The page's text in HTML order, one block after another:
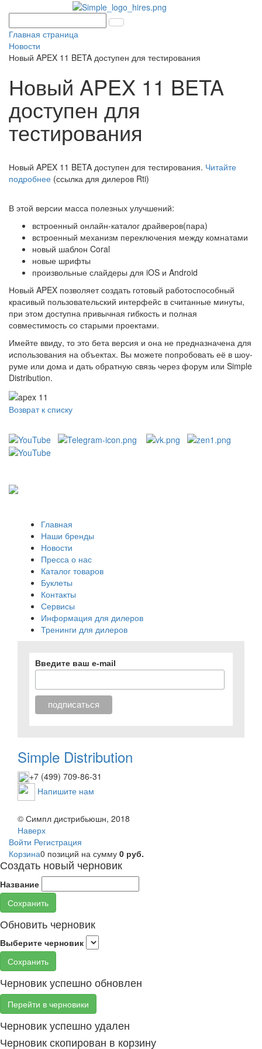
Главная страница
Новости
Новый APEX 11 BETA доступен для тестирования
Новый APEX 11 BETA
доступен для
тестирования
Новый APEX 11 BETA доступен для тестирования. Читайте
подробнее (ссылка для дилеров Rti)
В этой версии масса полезных улучшений:
встроенный онлайн-каталог драйверов(пара)
встроенный механизм переключения между комнатами
новый шаблон Coral
новые шрифты
произвольные слайдеры для iOS и Android
Новый APEX позволяет создать готовый работоспособный
красивый пользовательский интерфейс в считанные минуты,
при этом доступна привычная гибкость и полная
совместимость со старыми проектами.
Имейте ввиду, то это бета версия и она не предназначена для
использования на объектах. Вы можете попробовать её в шоу-
руме или дома и дать обратную связь через форум или Simple
Distribution.
Возврат к списку
Главная
Наши бренды
Новости
Пресса о нас
Каталог товаров
Буклеты
Контакты
Сервисы
Информация для дилеров
Тренинги для дилеров
Введите ваш e-mail
Simple Distribution
+7 (499) 709-86-31
Напишите нам
© Симпл дистрибьюшн, 2018
Наверх
Войти Регистрация
Корзина0 позиций на сумму 0 руб.
Создать новый черновик
Название
Сохранить
Обновить черновик
Выберите черновик
Сохранить
Черновик успешно обновлен
Перейти в черновики
Черновик успешно удален
Черновик скопирован в корзину